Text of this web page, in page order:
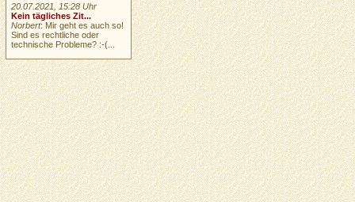
20.07.2021, 15:28 Uhr
Kein tägliches Zit...
Norbert: Mir geht es auch so!
Sind es rechtliche oder
technische Probleme? :-(...